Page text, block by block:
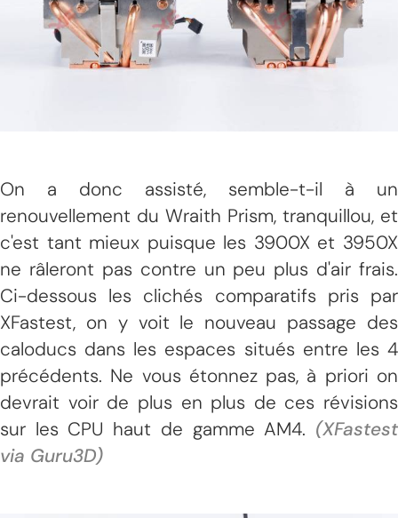
On a donc assisté, semble-t-il à un
renouvellement du Wraith Prism, tranquillou, et
c'est tant mieux puisque les 3900X et 3950X
ne râleront pas contre un peu plus d'air frais.
Ci-dessous les clichés comparatifs pris par
XFastest, on y voit le nouveau passage des
caloducs dans les espaces situés entre les 4
précédents. Ne vous étonnez pas, à priori on
devrait voir de plus en plus de ces révisions
sur les CPU haut de gamme AM4. (XFastest
via Guru3D)